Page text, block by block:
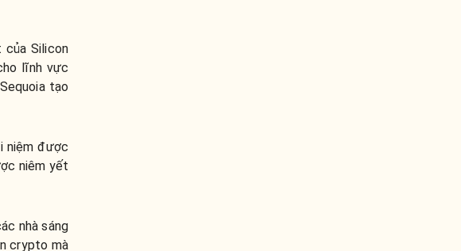
của Silicon
lĩnh vực
tạo
niệm được
niêm yết
nhà sáng
crypto mà